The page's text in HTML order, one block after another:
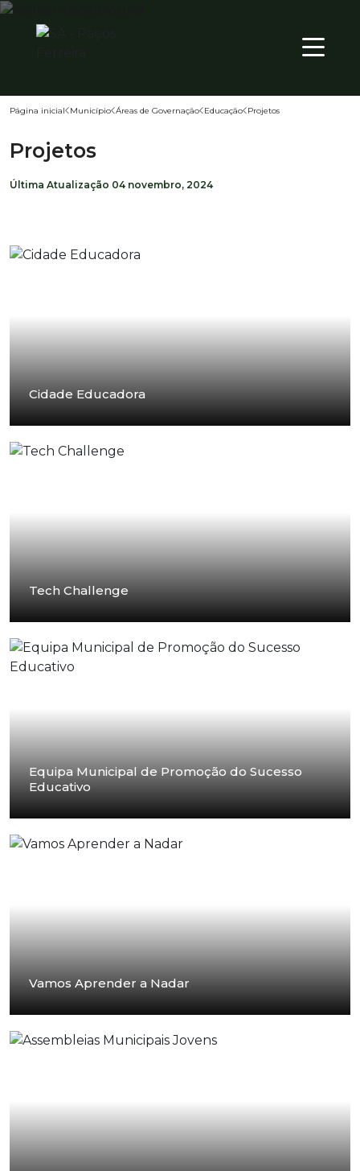
Município
21º PT
Página inicial Município Áreas de Governação Educação Projetos
Projetos
Última Atualização 04 novembro, 2024
Cidade Educadora
Tech Challenge
Equipa Municipal de Promoção do Sucesso
Educativo
Vamos Aprender a Nadar